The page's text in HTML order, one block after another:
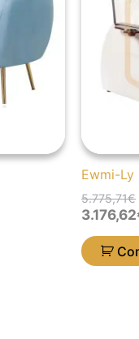
Ewmi-Ly
5.775,71€
3.176,62